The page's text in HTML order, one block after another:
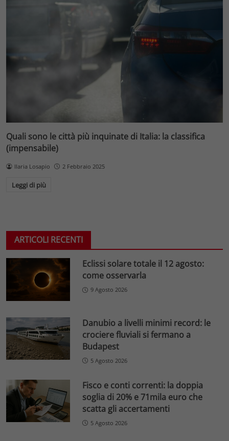
Quali sono le città più inquinate di Italia: la classifica
(impensabile)
Ilaria Losapio 2 Febbraio 2025
Leggi di più
ARTICOLI RECENTI
Eclissi solare totale il 12 agosto:
come osservarla
9 Agosto 2026
Danubio a livelli minimi record: le
crociere fluviali si fermano a
Budapest
5 Agosto 2026
Fisco e conti correnti: la doppia
soglia di 20% e 71mila euro che
scatta gli accertamenti
5 Agosto 2026